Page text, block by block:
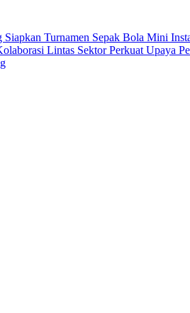
Turnamen Sepak Bola Mini
Lintas Sektor Perkuat Upaya